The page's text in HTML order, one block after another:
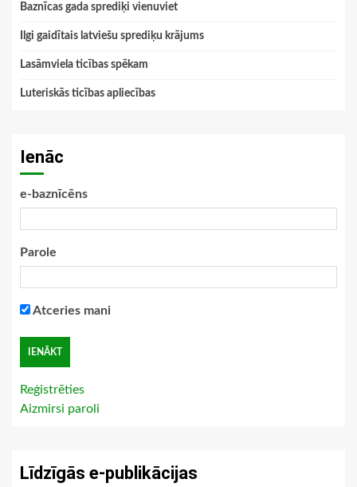
Baznīcas gada sprediķi vienuviet
Ilgi gaidītais latviešu sprediķu krājums
Lasāmviela ticības spēkam
Luteriskās ticības apliecības
Ienāc
e-baznīcēns
Parole
Atceries mani
Reģistrēties
Aizmirsi paroli
Līdzīgās e-publikācijas